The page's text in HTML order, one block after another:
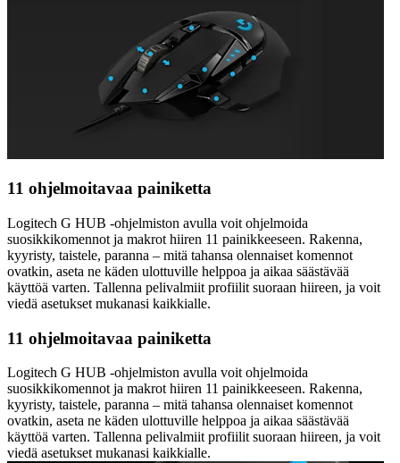
11 ohjelmoitavaa painiketta
Logitech G HUB -ohjelmiston avulla voit ohjelmoida
suosikkikomennot ja makrot hiiren 11 painikkeeseen. Rakenna,
kyyristy, taistele, paranna – mitä tahansa olennaiset komennot
ovatkin, aseta ne käden ulottuville helppoa ja aikaa säästävää
käyttöä varten. Tallenna pelivalmiit profiilit suoraan hiireen, ja voit
viedä asetukset mukanasi kaikkialle.
11 ohjelmoitavaa painiketta
Logitech G HUB -ohjelmiston avulla voit ohjelmoida
suosikkikomennot ja makrot hiiren 11 painikkeeseen. Rakenna,
kyyristy, taistele, paranna – mitä tahansa olennaiset komennot
ovatkin, aseta ne käden ulottuville helppoa ja aikaa säästävää
käyttöä varten. Tallenna pelivalmiit profiilit suoraan hiireen, ja voit
viedä asetukset mukanasi kaikkialle.